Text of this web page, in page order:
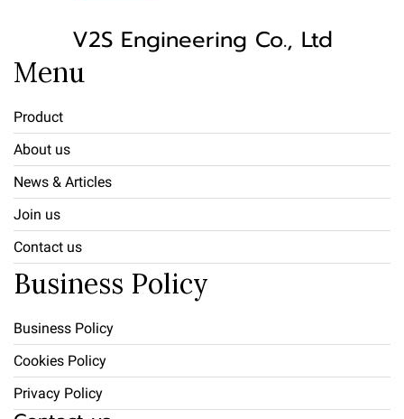
V2S Engineering Co., Ltd
Menu
Product
About us
News & Articles
Join us
Contact us
Business Policy
Business Policy
Cookies Policy
Privacy Policy